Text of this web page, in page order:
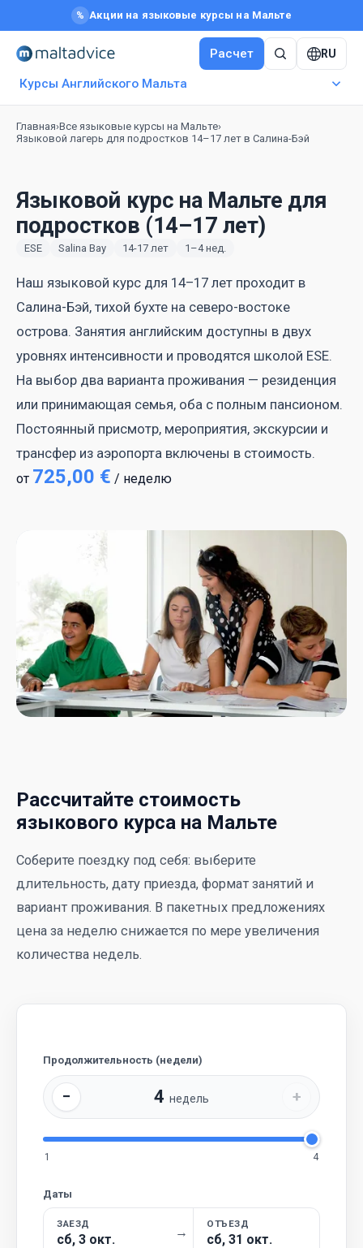
% Акции на языковые курсы на Мальте
Курсы Английского Мальта
Расчет RU
Главная›Все языковые курсы на Мальте›
Языковой лагерь для подростков 14–17 лет в Салина-Бэй
Языковой курс на Мальте для
подростков (14–17 лет)
ESE Salina Bay 14-17 лет 1–4 нед.
Наш языковой курс для 14–17 лет проходит в
Салина-Бэй, тихой бухте на северо-востоке
острова. Занятия английским доступны в двух
уровнях интенсивности и проводятся школой ESE.
На выбор два варианта проживания — резиденция
или принимающая семья, оба с полным пансионом.
Постоянный присмотр, мероприятия, экскурсии и
трансфер из аэропорта включены в стоимость.
от 725,00 € / неделю
Рассчитайте стоимость
языкового курса на Мальте
Соберите поездку под себя: выберите
длительность, дату приезда, формат занятий и
вариант проживания. В пакетных предложениях
цена за неделю снижается по мере увеличения
количества недель.
Продолжительность (недели)
− 4 недель +
1 4
Даты
ЗАЕЗД
сб, 3 окт. →
ОТЪЕЗД
сб, 31 окт.